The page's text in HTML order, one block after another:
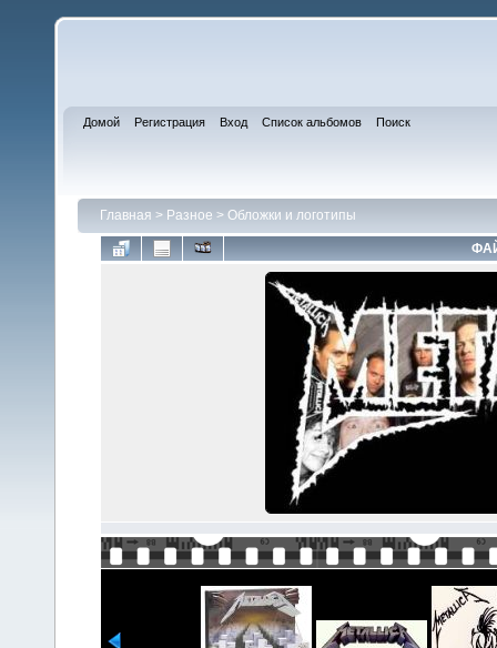
Домой Регистрация Вход Список альбомов Поиск
Главная > Разное > Обложки и логотипы